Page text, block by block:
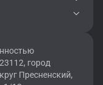
город
Пресненский,